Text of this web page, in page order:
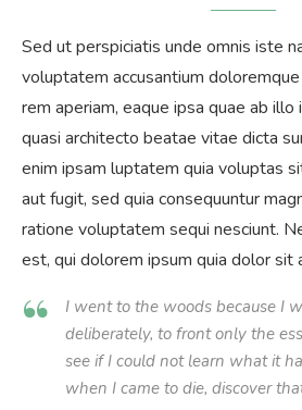
Sed ut perspiciatis unde omnis iste
voluptatem accusantium
rem aperiam, eaque ipsa quae ab
quasi architecto beatae vitae dicta
enim ipsam luptatem quia voluptas
aut fugit, sed quia consequuntur
ratione voluptatem sequi nesciunt.
est, qui dolorem ipsum quia dolor sit
I went to the woods because I
deliberately, to front only the
see if I could not learn what it
when I came to die, discover